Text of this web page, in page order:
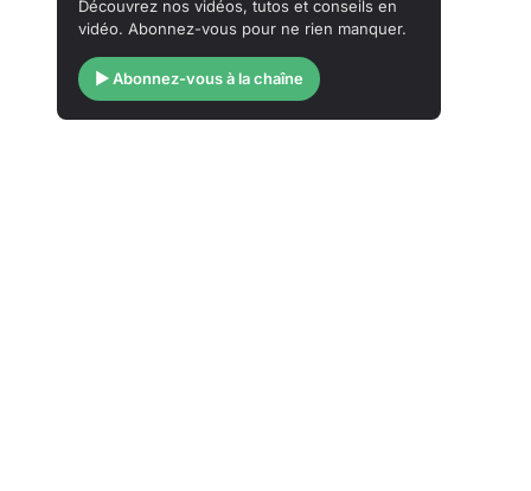
Découvrez nos vidéos, tutos et conseils en
vidéo. Abonnez-vous pour ne rien manquer.
▶ Abonnez-vous à la chaîne